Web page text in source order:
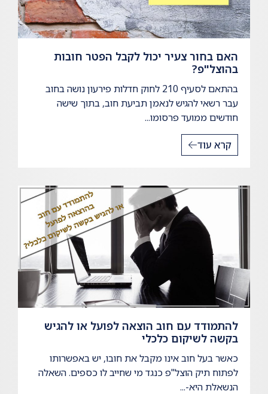
האם בחור צעיר יכול לקבל הפטר חובות
בהוצל"פ?
בהתאם לסעיף 210 לחוק חדלות פירעון נושה בחוב
עבר רשאי להגיש לנאמן תביעת חוב, בתוך שישה
חודשים ממועד פרסומו...
קרא עוד
להתמודד עם חוב הוצאה לפועל או להגיש
בקשה לשיקום כלכלי
כאשר בעל חוב אינו מקבל את חובו, יש באפשרותו
לפתוח תיק הוצל"פ כנגד מי שחייב לו כספים. השאלה
הנשאלת היא-...